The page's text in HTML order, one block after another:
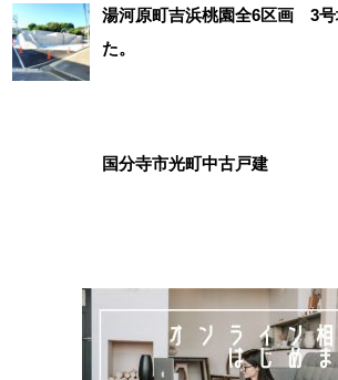
湯河原町吉浜桃園全6区画 3
た。
国分寺市光町中古戸建